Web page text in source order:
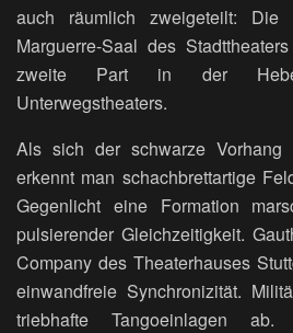
auch räumlich zweigeteilt:
Marguerre-Saal des
zweite Part in der
Unterwegstheaters.
Als sich der schwarze
erkennt man schachbrettartige
Gegenlicht eine Formation
pulsierender Gleichzeitigkeit.
Company des Theaterhauses
einwandfreie Synchronizität.
triebhafte Tangoeinlagen